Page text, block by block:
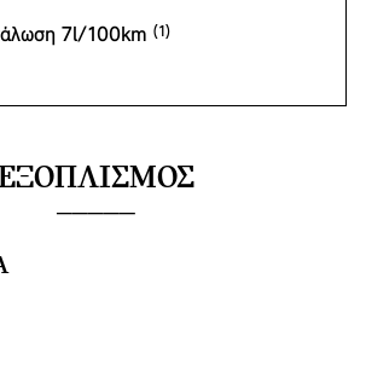
7l/100km